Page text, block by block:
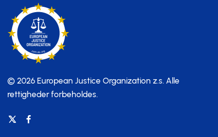
© 2026 European Justice Organization z.s. Alle
rettigheder forbeholdes.